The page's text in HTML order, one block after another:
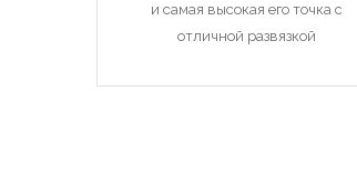
и самая высокая его точка с
отличной развязкой